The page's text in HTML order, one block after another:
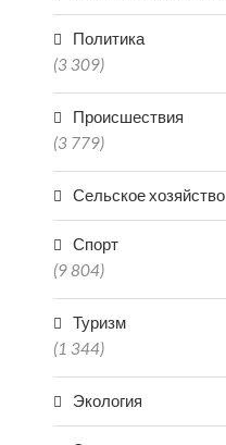
Политика
(3 309)
Происшествия
(3 779)
Сельское хозяйство
Спорт
(9 804)
Туризм
(1 344)
Экология